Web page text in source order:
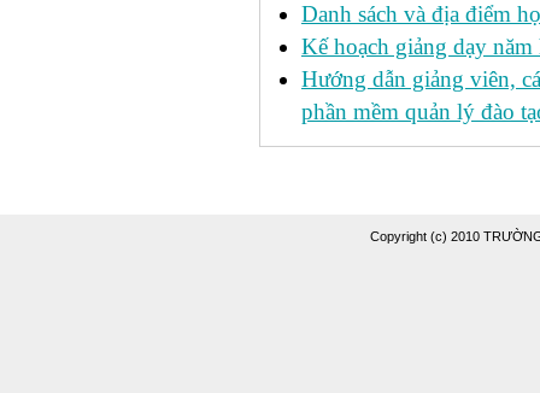
Danh sách và địa điểm
Kế hoạch giảng dạy
Hướng dẫn giảng viên,
phần mềm quản lý đào
Copyright (c) 2010